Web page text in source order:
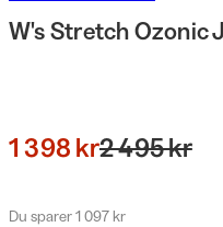
W's Stretch Ozonic
1 398 kr2 495 kr
Du sparer 1 097 kr